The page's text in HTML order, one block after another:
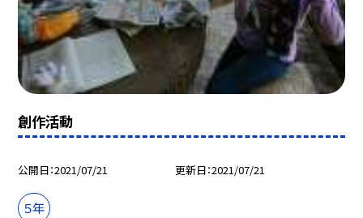
創作活動
公開日 2021/07/21 更新日 2021/07/21
５年